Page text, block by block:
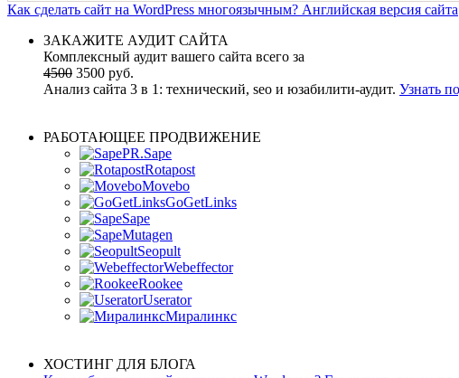
Как сделать сайт на WordPress многоязычным? Английская версия сайта
ЗАКАЖИТЕ АУДИТ САЙТА
Комплексный аудит вашего сайта всего за
4500 3500 руб.
Анализ сайта 3 в 1: технический, seo и юзабилити-аудит. Узнать
РАБОТАЮЩЕЕ ПРОДВИЖЕНИЕ
PR.Sape
Rotapost
Movebo
GoGetLinks
Sape
Mutagen
Seopult
Webeffector
Rookee
Userator
Миралинкс
ХОСТИНГ ДЛЯ БЛОГА